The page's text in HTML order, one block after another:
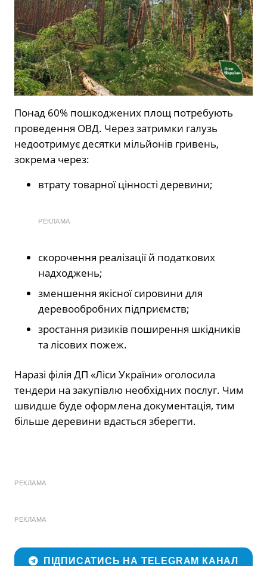
Понад 60% пошкоджених площ потребують
проведення ОВД. Через затримки галузь
недоотримує десятки мільйонів гривень,
зокрема через:
втрату товарної цінності деревини;
РЕКЛАМА
скорочення реалізації й податкових
надходжень;
зменшення якісної сировини для
деревообробних підприємств;
зростання ризиків поширення шкідників
та лісових пожеж.
Наразі філія ДП «Ліси України» оголосила
тендери на закупівлю необхідних послуг. Чим
швидше буде оформлена документація, тим
більше деревини вдасться зберегти.
РЕКЛАМА
РЕКЛАМА
ПІДПИСАТИСЬ НА TELEGRAM КАНАЛ